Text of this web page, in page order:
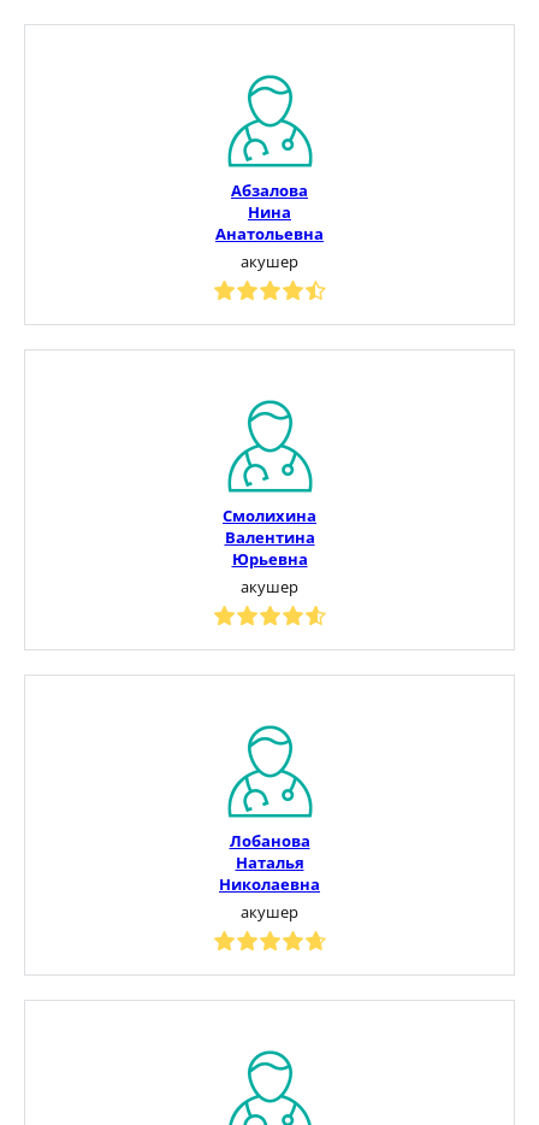
Абзалова
Нина
Анатольевна
акушер
Смолихина
Валентина
Юрьевна
акушер
Лобанова
Наталья
Николаевна
акушер